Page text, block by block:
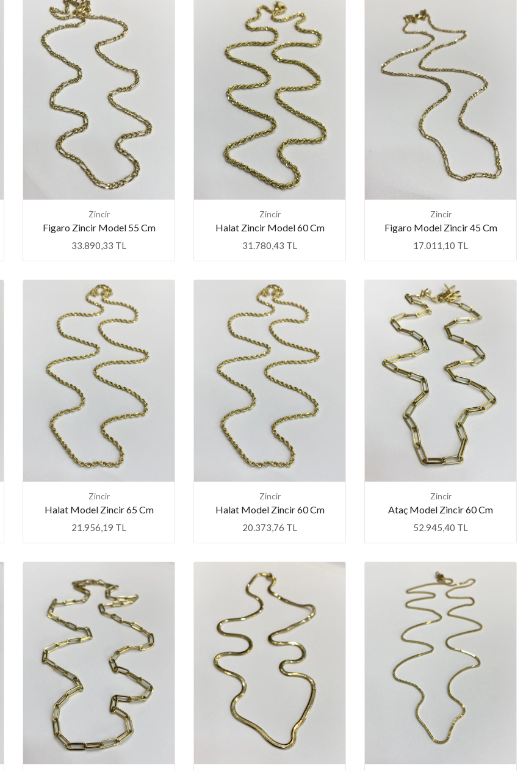
💕 Göz Kamaştıran Pırlanta Ürünlerde %50 İndirim 💕
Zincir
Figaro Zincir Model 55 Cm
33.890,33 TL
Zincir
Halat Zincir Model 60 Cm
31.780,43 TL
Zincir
Figaro Model Zincir 45 Cm
17.011,10 TL
Zincir
Halat Model Zincir 65 Cm
21.956,19 TL
Zincir
Halat Model Zincir 60 Cm
20.373,76 TL
Zincir
Ataç Model Zincir 60 Cm
52.945,40 TL